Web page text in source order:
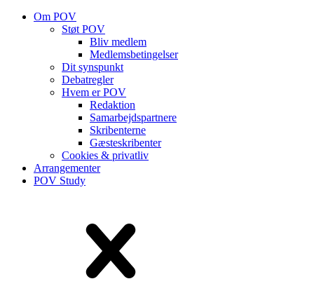
Om POV
Støt POV
Bliv medlem
Medlems­betingelser
Dit synspunkt
Debatregler
Hvem er POV
Redaktion
Samarbejdspartnere
Skribenterne
Gæsteskribenter
Cookies & privatliv
Arrangementer
POV Study